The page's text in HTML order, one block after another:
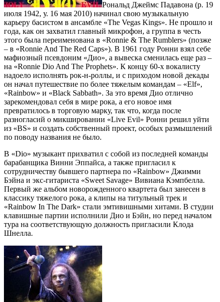
Рональд Джеймс Падавона (р. 19
июля 1942, у. 16 мая 2010) начинал свою музыкальную
карьеру басистом в ансамбле «The Vegas Kings». Не прошло и
года, как он захватил главный микрофон, а группа в честь
этого была переименована в «Ronnie & The Rumblers» (позже
– в «Ronnie And The Red Caps»). В 1961 году Ронни взял себе
мафиозный псевдоним «Дио», а вывеска сменилась еще раз –
на «Ronnie Dio And The Prophets». К концу 60-х вокалисту
надоело исполнять рок-н-роллы, и с приходом новой декады
он начал путешествие по более тяжелым командам – «Elf»,
«Rainbow» и «Black Sabbath». За это время Дио отлично
зарекомендовал себя в мире рока, а его новое имя
превратилось в торговую марку, так что, когда после
разногласий о микшировании «Live Evil» Ронни решил уйти
из «BS» и создать собственный проект, особых размышлений
по поводу названия не было.
В «Dio» музыкант прихватил с собой из последней команды
барабанщика Винни Эппайса, а также пригласил к
сотрудничеству бывшего партнера по «Rainbow» Джимми
Бэйна и экс-гитариста «Sweet Savage» Вивиана Кэмпбелла.
Первый же альбом новорожденного квартета был занесен в
классику тяжелого рока, а клипы на титульный трек и
«Rainbow In The Dark» стали эмтивишными хитами. В студии
клавишные партии исполнили Дио и Бэйн, но перед началом
тура на соответствующую должность пригласили Клода
Шнелла.